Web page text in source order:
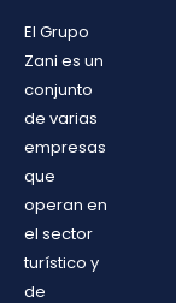
El Grupo
Zani es un
conjunto
de varias
empresas
que
operan en
el sector
turístico y
de